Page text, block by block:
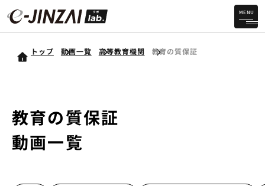
MENU
トップ 動画一覧 高等教育機関 教育の質保証
教育の質保証
動画一覧